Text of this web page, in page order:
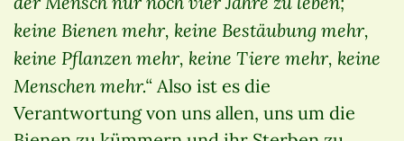
keine Bienen mehr, keine Bestäubung mehr,
keine Pflanzen mehr, keine Tiere mehr, keine
Menschen mehr.“ Also ist es die
Verantwortung von uns allen, uns um die